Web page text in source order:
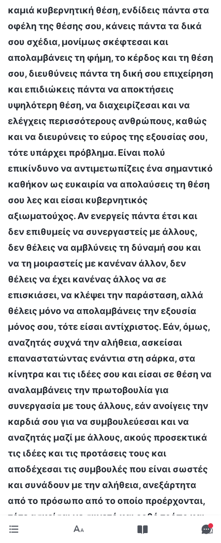
καμιά κυβερνητική θέση, ενδίδεις πάντα στα
οφέλη της θέσης σου, κάνεις πάντα τα δικά
σου σχέδια, μονίμως σκέφτεσαι και
απολαμβάνεις τη φήμη, το κέρδος και τη θέση
σου, διευθύνεις πάντα τη δική σου επιχείρηση
και επιδιώκεις πάντα να αποκτήσεις
υψηλότερη θέση, να διαχειρίζεσαι και να
ελέγχεις περισσότερους ανθρώπους, καθώς
και να διευρύνεις το εύρος της εξουσίας σου,
τότε υπάρχει πρόβλημα. Είναι πολύ
επικίνδυνο να αντιμετωπίζεις ένα σημαντικό
καθήκον ως ευκαιρία να απολαύσεις τη θέση
σου λες και είσαι κυβερνητικός
αξιωματούχος. Αν ενεργείς πάντα έτσι και
δεν επιθυμείς να συνεργαστείς με άλλους,
δεν θέλεις να αμβλύνεις τη δύναμή σου και
να τη μοιραστείς με κανέναν άλλον, δεν
θέλεις να έχει κανένας άλλος να σε
επισκιάσει, να κλέψει την παράσταση, αλλά
θέλεις μόνο να απολαμβάνεις την εξουσία
μόνος σου, τότε είσαι αντίχριστος. Εάν, όμως,
αναζητάς συχνά την αλήθεια, ασκείσαι
επαναστατώντας ενάντια στη σάρκα, στα
κίνητρα και τις ιδέες σου και είσαι σε θέση να
αναλαμβάνεις την πρωτοβουλία για
συνεργασία με τους άλλους, εάν ανοίγεις την
καρδιά σου για να συμβουλεύεσαι και να
αναζητάς μαζί με άλλους, ακούς προσεκτικά
τις ιδέες και τις προτάσεις τους και
αποδέχεσαι τις συμβουλές που είναι σωστές
και συνάδουν με την αλήθεια, ανεξάρτητα
από το πρόσωπο από το οποίο προέρχονται,
τότε ασκείσαι με συνετό και ορθό τρόπο και
μπορείς να αποφύγεις το λάθος μονοπάτι,